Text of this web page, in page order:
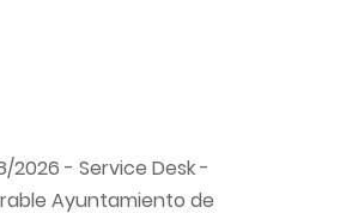
2026 - Service Desk -
Ayuntamiento de